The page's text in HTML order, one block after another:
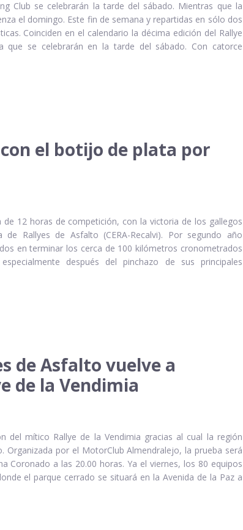
Club se celebrarán la tarde del sábado. Mientras que la
el domingo. Este fin de semana y repartidas en sólo dos
Coinciden en el calendario la décima edición del Rallye
que se celebrarán en la tarde del sábado. Con catorce
el botijo de plata por
12 horas de competición, con la victoria de los gallegos
Rallyes de Asfalto (CERA-Recalvi). Por segundo año
en terminar los cerca de 100 kilómetros cronometrados
después del pinchazo de sus principales
de Asfalto vuelve a
de la Vendimia
del mítico Rallye de la Vendimia gracias al cual la región
Organizada por el MotorClub Almendralejo, la prueba será
Coronado a las 20.00 horas. Ya el viernes, los 80 equipos
el parque cerrado se situará en la Avenida de la Paz a